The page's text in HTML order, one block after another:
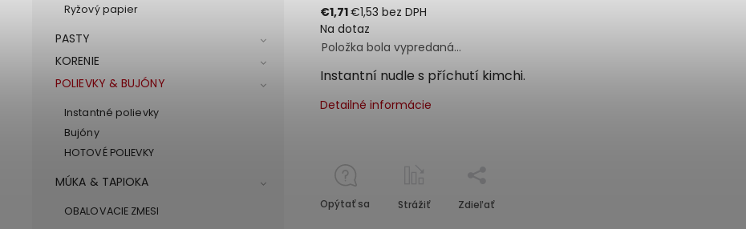
Ryžový papier
PASTY
KORENIE
POLIEVKY & BUJÓNY
Instantné polievky
Bujóny
HOTOVÉ POLIEVKY
MÚKA & TAPIOKA
OBALOVACIE ZMESI
€1,71€1,53 bez DPH
Na dotaz
Položka bola vypredaná…
Instantní nudle s příchutí kimchi.
Detailné informácie
Opýtať sa Strážiť Zdieľať